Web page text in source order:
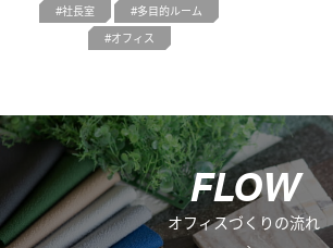
社長室
多目的ルーム
オフィス
FLOW
オフィスづくりの流れ